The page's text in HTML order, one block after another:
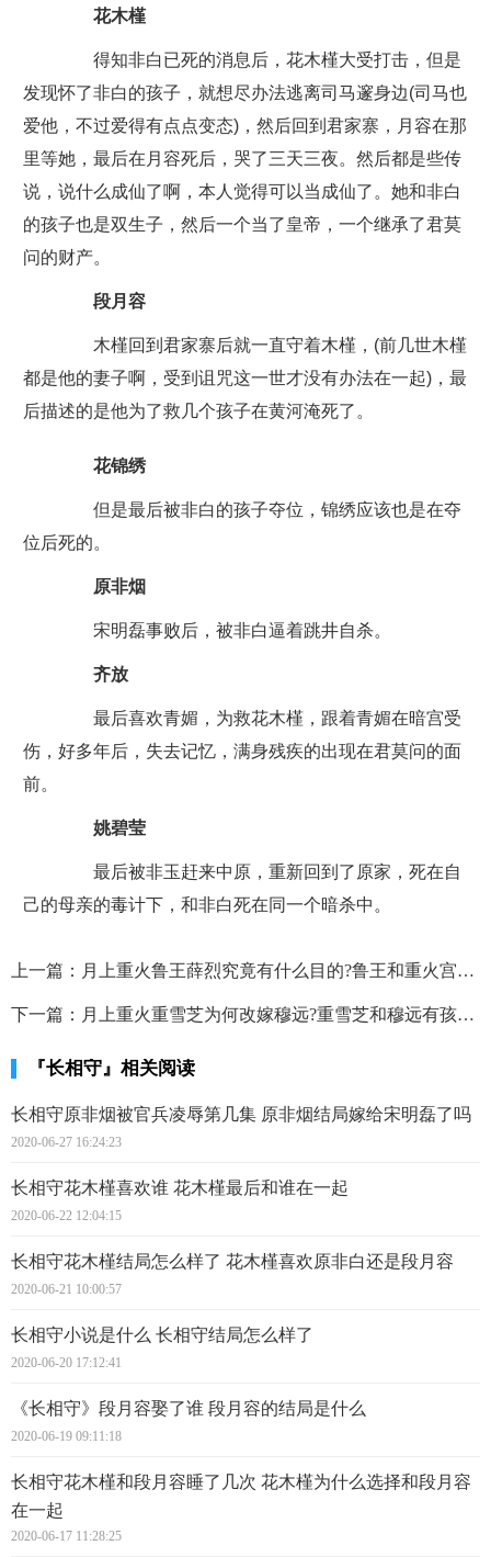
花木槿
得知非白已死的消息后，花木槿大受打击，但是
发现怀了非白的孩子，就想尽办法逃离司马邃身边(司马也
爱他，不过爱得有点点变态)，然后回到君家寨，月容在那
里等她，最后在月容死后，哭了三天三夜。然后都是些传
说，说什么成仙了啊，本人觉得可以当成仙了。她和非白
的孩子也是双生子，然后一个当了皇帝，一个继承了君莫
问的财产。
段月容
木槿回到君家寨后就一直守着木槿，(前几世木槿
都是他的妻子啊，受到诅咒这一世才没有办法在一起)，最
后描述的是他为了救几个孩子在黄河淹死了。
花锦绣
但是最后被非白的孩子夺位，锦绣应该也是在夺
位后死的。
原非烟
宋明磊事败后，被非白逼着跳井自杀。
齐放
最后喜欢青媚，为救花木槿，跟着青媚在暗宫受
伤，好多年后，失去记忆，满身残疾的出现在君莫问的面
前。
姚碧莹
最后被非玉赶来中原，重新回到了原家，死在自
己的母亲的毒计下，和非白死在同一个暗杀中。
上一篇： 月上重火鲁王薛烈究竟有什么目的?鲁王和重火宫有什么关系?
下一篇： 月上重火重雪芝为何改嫁穆远?重雪芝和穆远有孩子吗?
『长相守』相关阅读
长相守原非烟被官兵凌辱第几集 原非烟结局嫁给宋明磊了吗
2020-06-27 16:24:23
长相守花木槿喜欢谁 花木槿最后和谁在一起
2020-06-22 12:04:15
长相守花木槿结局怎么样了 花木槿喜欢原非白还是段月容
2020-06-21 10:00:57
长相守小说是什么 长相守结局怎么样了
2020-06-20 17:12:41
《长相守》段月容娶了谁 段月容的结局是什么
2020-06-19 09:11:18
长相守花木槿和段月容睡了几次 花木槿为什么选择和段月容
在一起
2020-06-17 11:28:25